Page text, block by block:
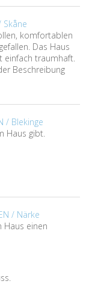
Skåne
komfortablen
Das Haus
einfach traumhaft.
Beschreibung
/ Blekinge
Haus gibt.
/ Närke
Haus einen